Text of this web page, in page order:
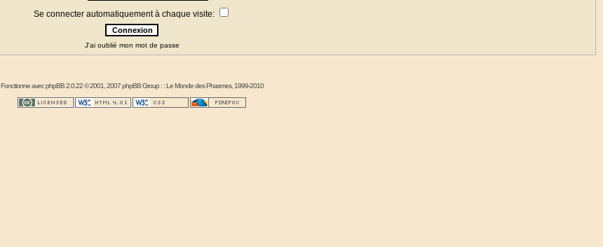
Se connecter automatiquement à chaque visite:
J'ai oublié mon mot de passe
Fonctionne avecphpBB2.0.22 © 2001, 2007 phpBB Group : :Le Monde des Phasmes, 1999-2010